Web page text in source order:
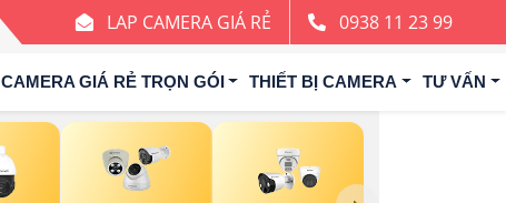
LAP CAMERA GIÁ RẺ 0938 11 23 99
CAMERA GIÁ RẺ TRỌN GÓI THIẾT BỊ CAMERA TƯ VẤN